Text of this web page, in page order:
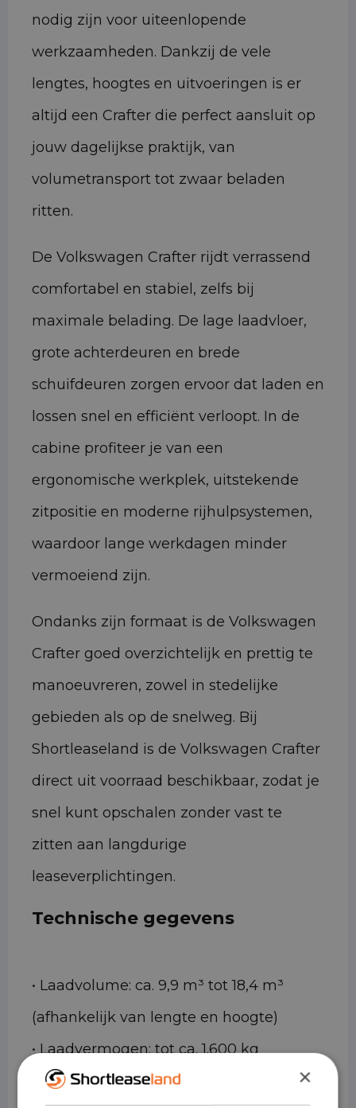
nodig zijn voor uiteenlopende
werkzaamheden. Dankzij de vele
lengtes, hoogtes en uitvoeringen is er
altijd een Crafter die perfect aansluit op
jouw dagelijkse praktijk, van
volumetransport tot zwaar beladen
ritten.
De Volkswagen Crafter rijdt verrassend
comfortabel en stabiel, zelfs bij
maximale belading. De lage laadvloer,
grote achterdeuren en brede
schuifdeuren zorgen ervoor dat laden en
lossen snel en efficiënt verloopt. In de
cabine profiteer je van een
ergonomische werkplek, uitstekende
zitpositie en moderne rijhulpsystemen,
waardoor lange werkdagen minder
vermoeiend zijn.
Ondanks zijn formaat is de Volkswagen
Crafter goed overzichtelijk en prettig te
manoeuvreren, zowel in stedelijke
gebieden als op de snelweg. Bij
Shortleaseland is de Volkswagen Crafter
direct uit voorraad beschikbaar, zodat je
snel kunt opschalen zonder vast te
zitten aan langdurige
leaseverplichtingen.
Technische gegevens
• Laadvolume: ca. 9,9 m³ tot 18,4 m³
(afhankelijk van lengte en hoogte)
• Laadvermogen: tot ca. 1.600 kg
• Trekgewicht: tot ca. 3.500 kg
×